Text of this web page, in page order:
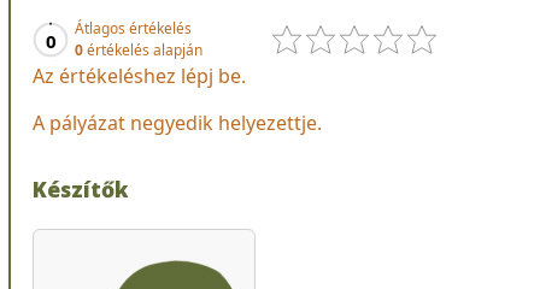
0
Átlagos értékelés
0értékelés alapján
Az értékeléshez lépj be.
A pályázat negyedik helyezettje.
Készítők